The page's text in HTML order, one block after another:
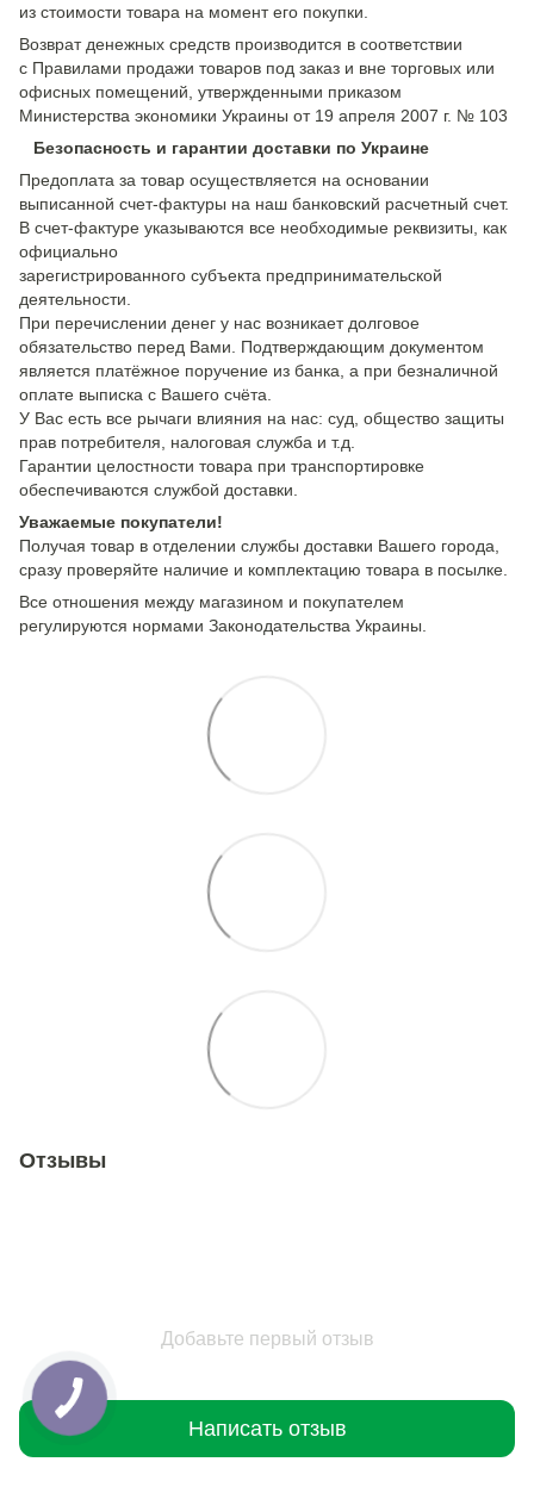
из стоимости товара на момент его покупки.
Возврат денежных средств производится в соответствии
с Правилами продажи товаров под заказ и вне торговых или
офисных помещений, утвержденными приказом
Министерства экономики Украины от 19 апреля 2007 г. № 103
Безопасность и гарантии доставки по Украине
Предоплата за товар осуществляется на основании
выписанной счет-фактуры на наш банковский расчетный счет.
В счет-фактуре указываются все необходимые реквизиты, как
официально
зарегистрированного субъекта предпринимательской
деятельности.
При перечислении денег у нас возникает долговое
обязательство перед Вами. Подтверждающим документом
является платёжное поручение из банка, а при безналичной
оплате выписка с Вашего счёта.
У Вас есть все рычаги влияния на нас: суд, общество защиты
прав потребителя, налоговая служба и т.д.
Гарантии целостности товара при транспортировке
обеспечиваются службой доставки.
Уважаемые покупатели!
Получая товар в отделении службы доставки Вашего города,
сразу проверяйте наличие и комплектацию товара в посылке.
Все отношения между магазином и покупателем
регулируются нормами Законодательства Украины.
Отзывы
Добавьте первый отзыв
Написать отзыв